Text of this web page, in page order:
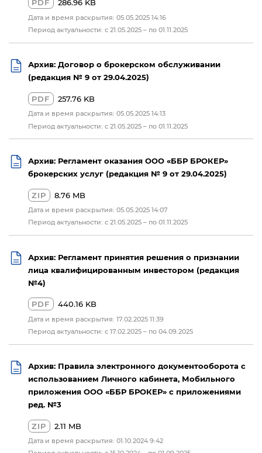
PDF 286.96 KB
Дата и время раскрытия: 05.05.2025 14:16
Период актуальности: с 21.05.2025 – по 01.11.2025
Архив: Договор о брокерском обслуживании
(редакция № 9 от 29.04.2025)
PDF 257.76 KB
Дата и время раскрытия: 05.05.2025 14:13
Период актуальности: с 21.05.2025 – по 01.11.2025
Архив: Регламент оказания ООО «ББР БРОКЕР»
брокерских услуг (редакция № 9 от 29.04.2025)
ZIP 8.76 MB
Дата и время раскрытия: 05.05.2025 14:07
Период актуальности: с 21.05.2025 – по 01.11.2025
Архив: Регламент принятия решения о признании
лица квалифицированным инвестором (редакция
№4)
PDF 440.16 KB
Дата и время раскрытия: 17.02.2025 11:39
Период актуальности: с 17.02.2025 – по 04.09.2025
Архив: Правила электронного документооборота с
использованием Личного кабинета, Мобильного
приложения ООО «ББР БРОКЕР» с приложениями
ред. №3
ZIP 2.11 MB
Дата и время раскрытия: 01.10.2024 9:42